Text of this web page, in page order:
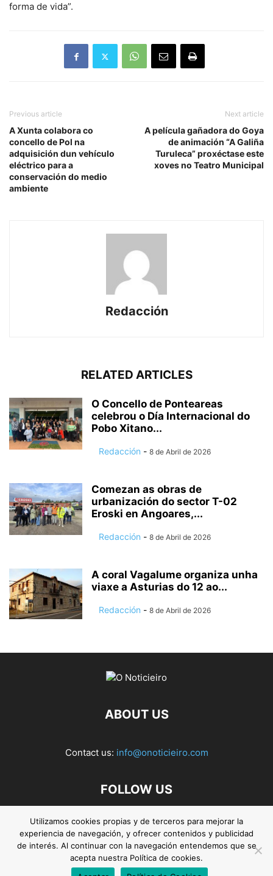
forma de vida”.
Previous article
A Xunta colabora co
concello de Pol na
adquisición dun vehículo
eléctrico para a
conservación do medio
ambiente
Next article
A película gañadora do Goya
de animación “A Galiña
Turuleca” proxéctase este
xoves no Teatro Municipal
Redacción
RELATED ARTICLES
O Concello de Ponteareas
celebrou o Día Internacional do
Pobo Xitano...
Redacción - 8 de Abril de 2026
Comezan as obras de
urbanización do sector T-02
Eroski en Angoares,...
Redacción - 8 de Abril de 2026
A coral Vagalume organiza unha
viaxe a Asturias do 12 ao...
Redacción - 8 de Abril de 2026
ABOUT US
Contact us: info@onoticieiro.com
FOLLOW US
Utilizamos cookies propias y de terceros para mejorar la
experiencia de navegación, y ofrecer contenidos y publicidad
de interés. Al continuar con la navegación entendemos que se
acepta nuestra Política de cookies.